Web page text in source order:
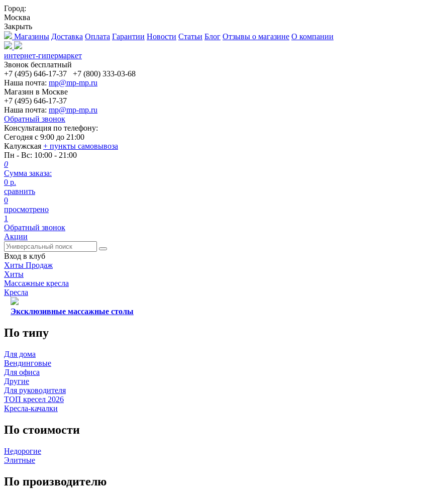
Город:
Москва
Закрыть
Магазины Доставка Оплата Гарантии Новости Статьи Блог Отзывы о магазине О компании
интернет-гипермаркет
Звонок бесплатный
+7 (495) 646-17-37
+7 (800) 333-03-68
Наша почта: mp@mp-mp.ru
Магазин в Москве
+7 (495) 646-17-37
Наша почта: mp@mp-mp.ru
Обратный звонок
Консультация по телефону:
Сегодня с 9:00 до 21:00
Калужская + пункты самовывоза
Пн - Вс: 10:00 - 21:00
0
Сумма заказа:
0 р.
сравнить
0
просмотрено
1
Обратный звонок
Акции
Вход в клуб
Хиты Продаж
Хиты
Массажные кресла
Кресла
Эксклюзивные массажные столы
По типу
Для дома
Вендинговые
Для офиса
Другие
Для руководителя
ТОП кресел 2026
Кресла-качалки
По стоимости
Недорогие
Элитные
По производителю